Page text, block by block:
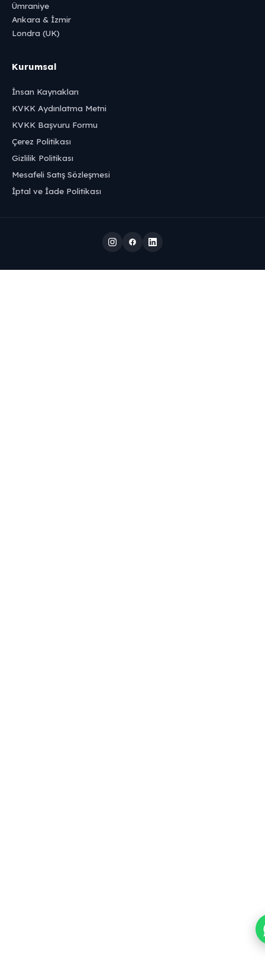
Ümraniye
Ankara & İzmir
Londra (UK)
Kurumsal
İnsan Kaynakları
KVKK Aydınlatma Metni
KVKK Başvuru Formu
Çerez Politikası
Gizlilik Politikası
Mesafeli Satış Sözleşmesi
İptal ve İade Politikası